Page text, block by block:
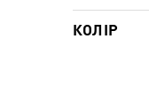
КОЛІР